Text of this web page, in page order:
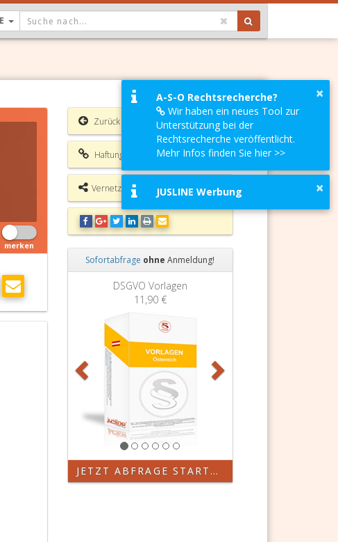
DROPDOWN: GEWÄHLTER WERT IST ALLE
merken
Zurück
Haftungsausschluss
Vernetzungsmöglichkeiten
Sofortabfrage ohne Anmeldung!
DSGVO Vorlagen
11,90 €
Zurück
JETZT ABFRAGE STARTEN
×
A-S-O Rechtsrecherche?
Wir haben ein neues Tool zur
Unterstützung bei der
Rechtsrecherche veröffentlicht.
Mehr Infos finden Sie hier >>
×
JUSLINE Werbung